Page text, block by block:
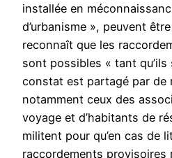
installée en
d’urbanisme », peuvent
reconnaît que les
sont possibles « tant
constat est partagé par de
notamment ceux des
voyage et d’habitants de
militent pour qu’en cas de
raccordements